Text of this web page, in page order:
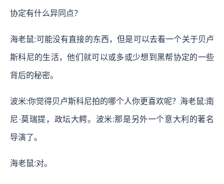
协定有什么异同点？
海老鼠:可能没有直接的东西，但是可以去看一个关于贝卢
斯科尼的生活，他们就可以或多或少想到黑帮协定的一些
背后的秘密。
波米:你觉得贝卢斯科尼拍的哪个人你更喜欢呢？海老鼠:南
尼·莫瑞提，政坛大鳄。波米:那是另外一个意大利的著名
导演了。
海老鼠:对。